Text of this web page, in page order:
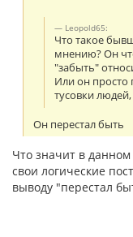
Leopold65:
Что такое
мнению? Он
"забыть"
Или он просто
тусовки
Он перестал быть
Что значит в
свои логические
выводу "перестал